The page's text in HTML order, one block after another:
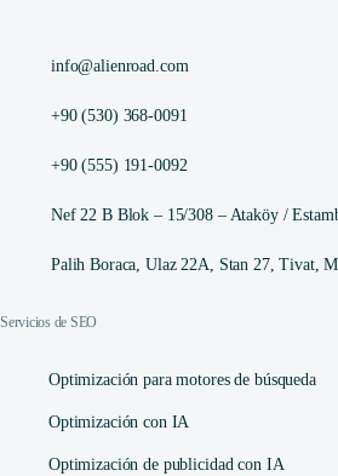
info@alienroad.com
+90 (530) 368-0091
+90 (555) 191-0092
Nef 22 B Blok – 15/308 – Ataköy /
Palih Boraca, Ulaz 22A, Stan 27, Tivat,
Servicios de SEO
Optimización para motores de búsqueda
Optimización con IA
Optimización de publicidad con IA